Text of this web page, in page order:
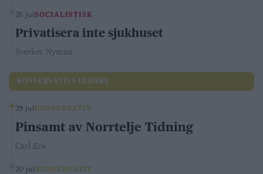
26 julSOCIALISTISK
Privatisera inte sjukhuset
Sverker Nyman
KONSERVATIVA LEDARE
29 julKONSERVATIV
Pinsamt av Norrtelje Tidning
Carl Eos
20 julKONSERVATIV